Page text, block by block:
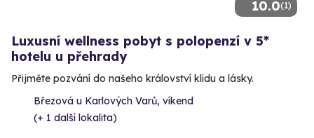
10.0(1)
Luxusní wellness pobyt s polopenzí v 5*
hotelu u přehrady
Přijměte pozvání do našeho království klidu a lásky.
Březová u Karlových Varů, víkend
(+ 1 další lokalita)